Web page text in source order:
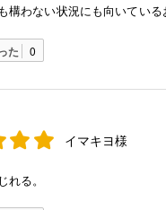
構わない状況にも向いている
た 0
イマキヨ様
れる。